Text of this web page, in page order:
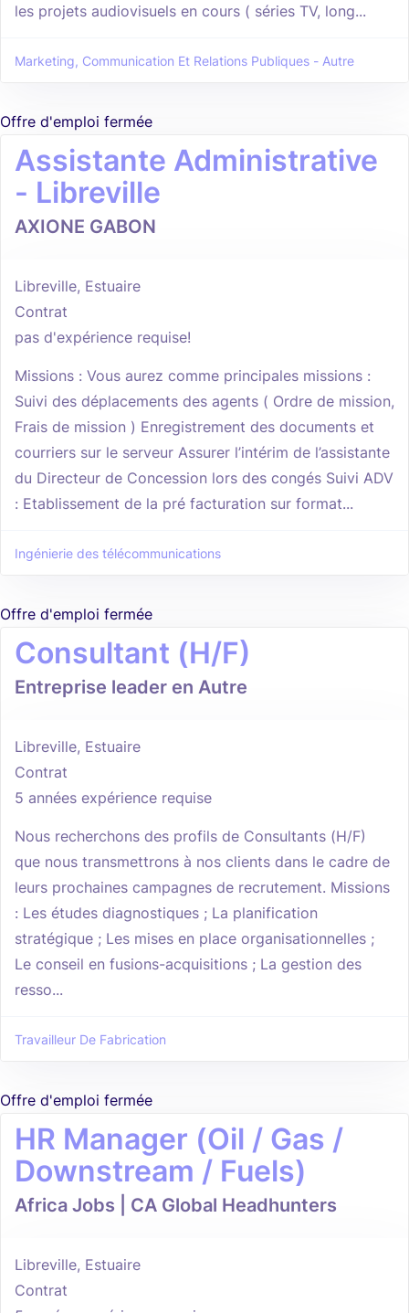
les projets audiovisuels en cours ( séries TV, long...
Marketing, Communication Et Relations Publiques - Autre
Offre d'emploi fermée
Assistante Administrative
- Libreville
AXIONE GABON
Libreville, Estuaire
Contrat
pas d'expérience requise!
Missions : Vous aurez comme principales missions :
Suivi des déplacements des agents ( Ordre de mission,
Frais de mission ) Enregistrement des documents et
courriers sur le serveur Assurer l’intérim de l’assistante
du Directeur de Concession lors des congés Suivi ADV
: Etablissement de la pré facturation sur format...
Ingénierie des télécommunications
Offre d'emploi fermée
Consultant (H/F)
Entreprise leader en Autre
Libreville, Estuaire
Contrat
5 années expérience requise
Nous recherchons des profils de Consultants (H/F)
que nous transmettrons à nos clients dans le cadre de
leurs prochaines campagnes de recrutement. Missions
: Les études diagnostiques ; La planification
stratégique ; Les mises en place organisationnelles ;
Le conseil en fusions-acquisitions ; La gestion des
resso...
Travailleur De Fabrication
Offre d'emploi fermée
HR Manager (Oil / Gas /
Downstream / Fuels)
Africa Jobs | CA Global Headhunters
Libreville, Estuaire
Contrat